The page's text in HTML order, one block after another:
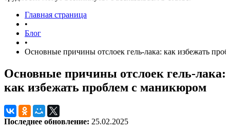
Главная страница
•
Блог
•
Основные причины отслоек гель-лака: как избежать
Основные причины отслоек гель-лака:
как избежать проблем с маникюром
Последнее обновление: 25.02.2025